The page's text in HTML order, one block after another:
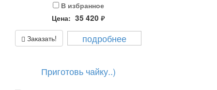
В избранное
Цена: 35 420 руб.
Заказать! подробнее
Приготовь чайку..)